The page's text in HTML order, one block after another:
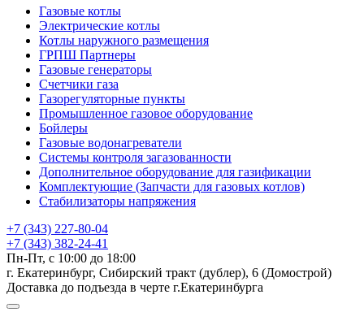
Газовые котлы
Электрические котлы
Котлы наружного размещения
ГРПШ Партнеры
Газовые генераторы
Счетчики газа
Газорегуляторные пункты
Промышленное газовое оборудование
Бойлеры
Газовые водонагреватели
Системы контроля загазованности
Дополнительное оборудование для газификации
Комплектующие (Запчасти для газовых котлов)
Стабилизаторы напряжения
+7 (343) 227-80-04
+7 (343) 382-24-41
Пн-Пт, с 10:00 до 18:00
г. Екатеринбург, Сибирский тракт (дублер), 6 (Домострой)
Доставка до подъезда в черте г.Екатеринбурга